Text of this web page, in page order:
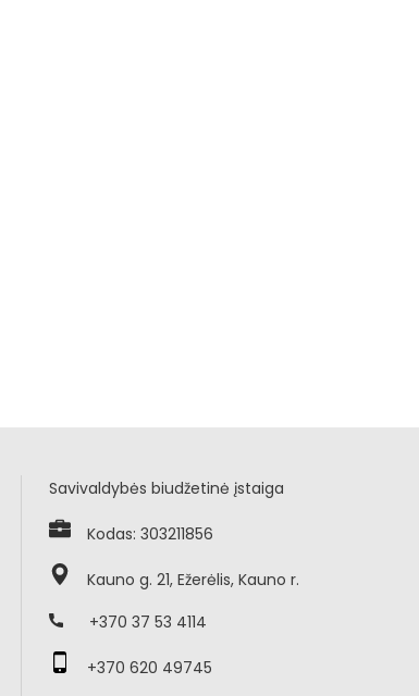
Savivaldybės biudžetinė įstaiga
Kodas: 303211856
Kauno g. 21, Ežerėlis, Kauno r.
+370 37 53 4114
+370 620 49745